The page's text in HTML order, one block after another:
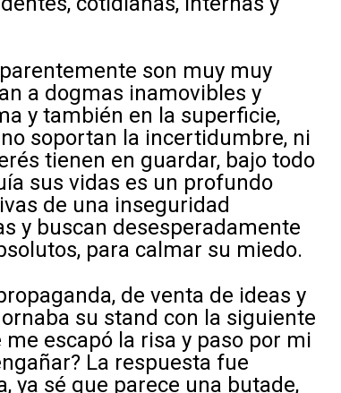
son muy muy
a dogmas inamovibles y
y también en la superficie,
soportan la incertidumbre, ni
tienen en guardar, bajo todo
sus vidas es un profundo
de una inseguridad
y buscan desesperadamente
para calmar su miedo.
de venta de ideas y
su stand con la siguiente
me escapó la risa y paso por mi
La respuesta fue
ya sé que parece una butade,